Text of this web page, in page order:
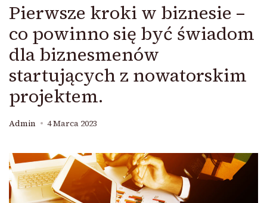
Pierwsze kroki w biznesie –
co powinno się być świadom
dla biznesmenów
startujących z nowatorskim
projektem.
Admin 4 Marca 2023